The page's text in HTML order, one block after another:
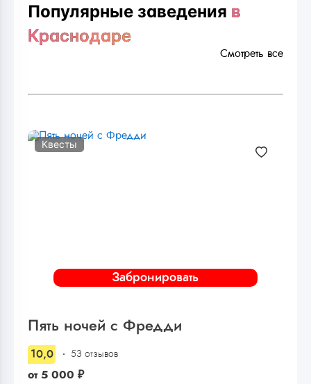
Популярные заведения в
Краснодаре
Смотреть все
Забронировать
Квесты
Пять ночей с Фредди
10,0 53 отзывов
от 5 000 ₽